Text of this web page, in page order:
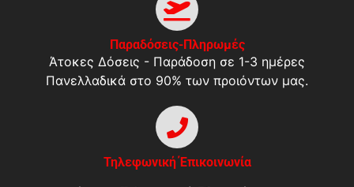
Παραδόσεις-Πληρωμές
Άτοκες Δόσεις - Παράδοση σε 1-3 ημέρες
Πανελλαδικά στο 90% των προιόντων μας.
Τηλεφωνική Έπικοινωνία